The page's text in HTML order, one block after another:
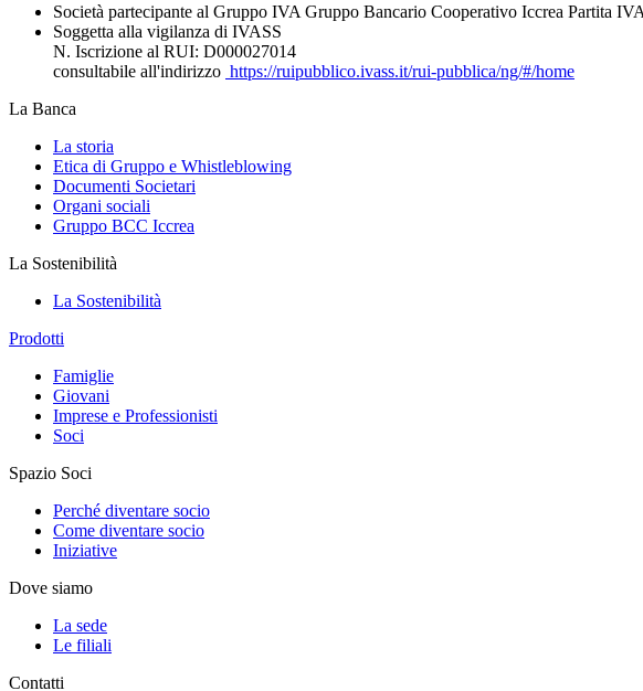
Società partecipante al Gruppo IVA Gruppo Bancario Cooperativo Iccrea Partita
Soggetta alla vigilanza di IVASS
N. Iscrizione al RUI: D000027014
consultabile all'indirizzo https://ruipubblico.ivass.it/rui-pubblica/ng/#/home
La Banca
La storia
Etica di Gruppo e Whistleblowing
Documenti Societari
Organi sociali
Gruppo BCC Iccrea
La Sostenibilità
La Sostenibilità
Prodotti
Famiglie
Giovani
Imprese e Professionisti
Soci
Spazio Soci
Perché diventare socio
Come diventare socio
Iniziative
Dove siamo
La sede
Le filiali
Contatti